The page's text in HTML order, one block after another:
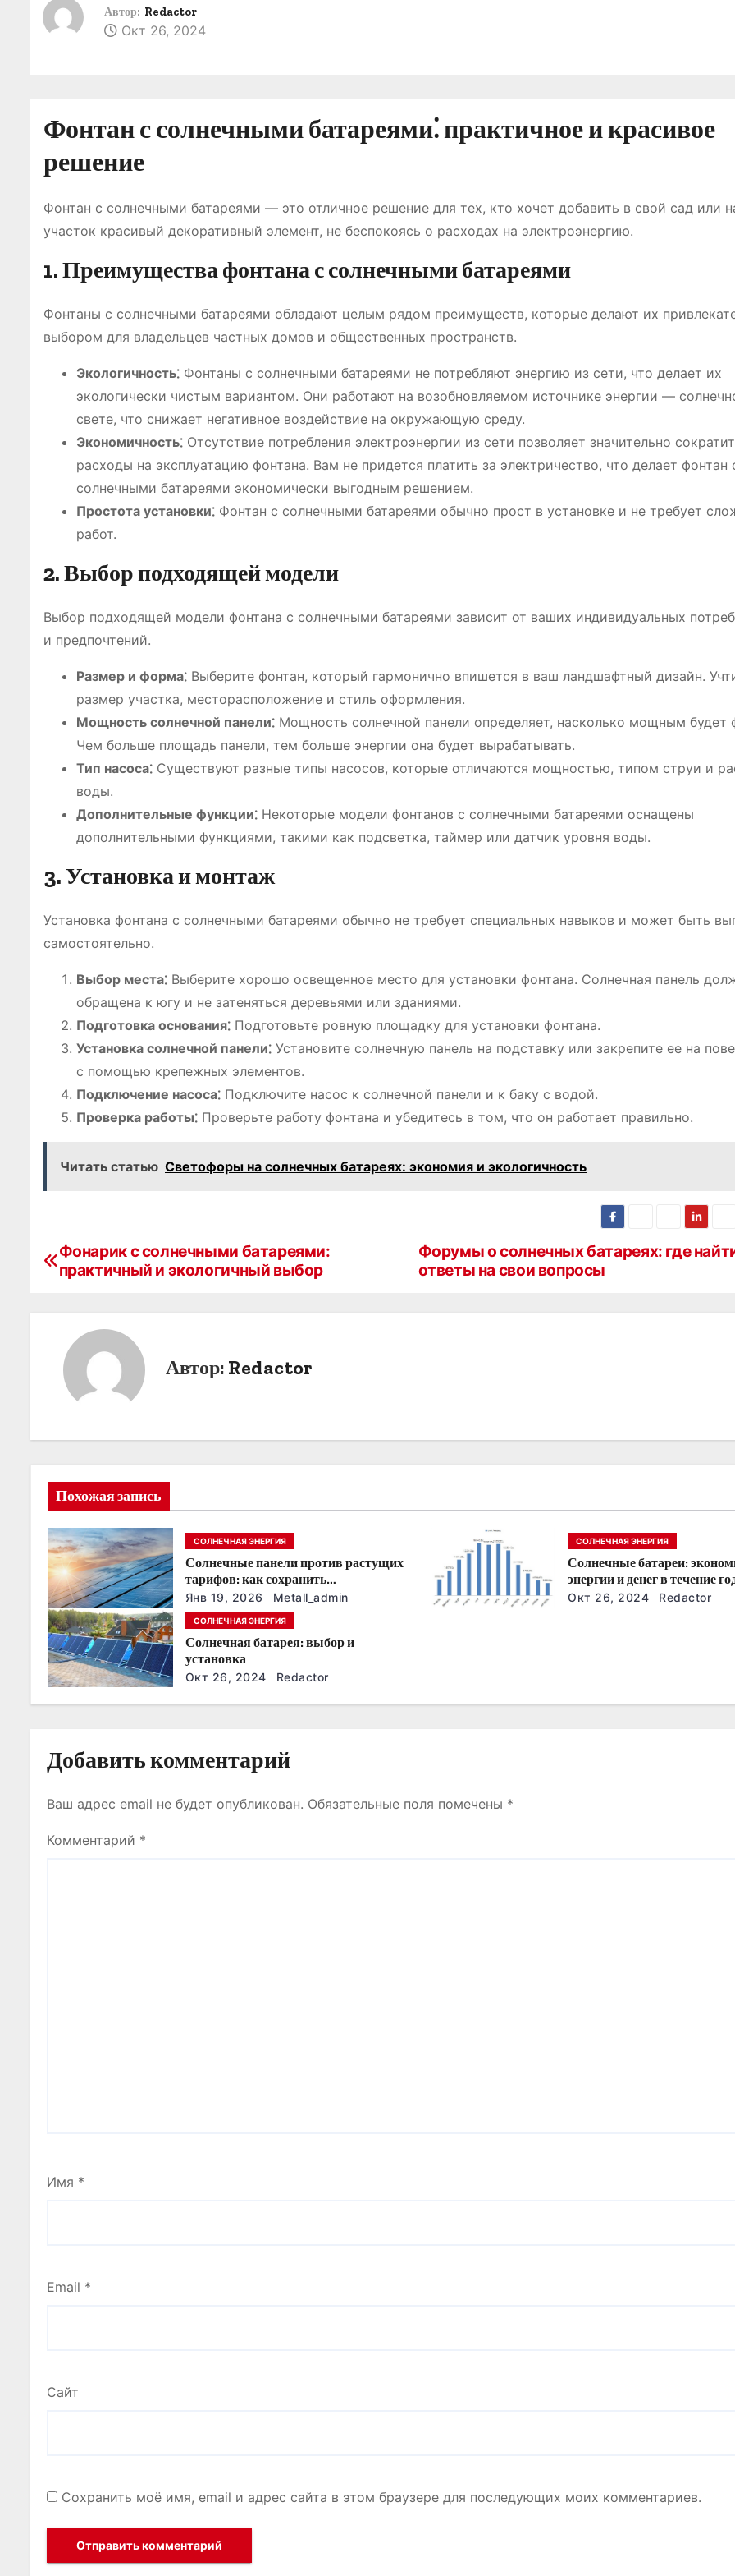
Автор: Redactor
Окт 26, 2024
Фонтан с солнечными батареями⁚ практичное и красивое
решение
Фонтан с солнечными батареями ― это отличное решение для тех, кто хочет добавить в свой сад или
участок красивый декоративный элемент, не беспокоясь о расходах на электроэнергию.
1. Преимущества фонтана с солнечными батареями
Фонтаны с солнечными батареями обладают целым рядом преимуществ, которые делают их
выбором для владельцев частных домов и общественных пространств.
Экологичность⁚ Фонтаны с солнечными батареями не потребляют энергию из сети, что делает их
экологически чистым вариантом. Они работают на возобновляемом источнике энергии ―
свете, что снижает негативное воздействие на окружающую среду.
Экономичность⁚ Отсутствие потребления электроэнергии из сети позволяет значительно
расходы на эксплуатацию фонтана. Вам не придется платить за электричество, что делает фонтан
солнечными батареями экономически выгодным решением.
Простота установки⁚ Фонтан с солнечными батареями обычно прост в установке и не требует
работ.
2. Выбор подходящей модели
Выбор подходящей модели фонтана с солнечными батареями зависит от ваших индивидуальных
и предпочтений.
Размер и форма⁚ Выберите фонтан, который гармонично впишется в ваш ландшафтный дизайн.
размер участка, месторасположение и стиль оформления.
Мощность солнечной панели⁚ Мощность солнечной панели определяет, насколько мощным будет
Чем больше площадь панели, тем больше энергии она будет вырабатывать.
Тип насоса⁚ Существуют разные типы насосов, которые отличаются мощностью, типом струи и
воды.
Дополнительные функции⁚ Некоторые модели фонтанов с солнечными батареями оснащены
дополнительными функциями, такими как подсветка, таймер или датчик уровня воды.
3. Установка и монтаж
Установка фонтана с солнечными батареями обычно не требует специальных навыков и может быть
самостоятельно.
Выбор места⁚ Выберите хорошо освещенное место для установки фонтана. Солнечная панель
обращена к югу и не затеняться деревьями или зданиями.
Подготовка основания⁚ Подготовьте ровную площадку для установки фонтана.
Установка солнечной панели⁚ Установите солнечную панель на подставку или закрепите ее на
с помощью крепежных элементов.
Подключение насоса⁚ Подключите насос к солнечной панели и к баку с водой.
Проверка работы⁚ Проверьте работу фонтана и убедитесь в том, что он работает правильно.
Читать статью Светофоры на солнечных батареях: экономия и экологичность
Н
и
я
п
о
з
а
п
с
я
м
Форумы о солнечных батареях: где
ответы на свои вопросы
Фонарик с солнечными батареями:
практичный и экологичный выбор
Автор: Redactor
Похожая запись
СОЛНЕЧНАЯ ЭНЕРГИЯ
Солнечные панели против растущих
тарифов: как сохранить
энергонезависимость в ближайшие
годы
Янв 19, 2026 Metall_admin
СОЛНЕЧНАЯ ЭНЕРГИЯ
Солнечные батареи:
энергии и денег в течение
Окт 26, 2024 Redactor
СОЛНЕЧНАЯ ЭНЕРГИЯ
Солнечная батарея: выбор и
установка
Окт 26, 2024 Redactor
Добавить комментарий
Ваш адрес email не будет опубликован. Обязательные поля помечены *
Комментарий *
Имя *
Email *
Сайт
Сохранить моё имя, email и адрес сайта в этом браузере для последующих моих комментариев.